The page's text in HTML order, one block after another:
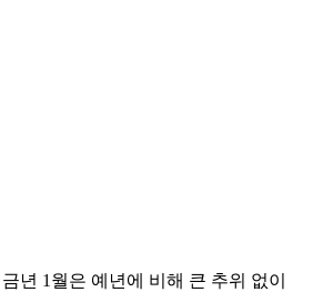
년 1월은 예년에 비해 큰 추위 없이